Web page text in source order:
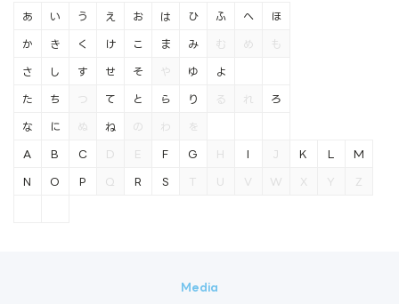
あ い う え お
か き く け こ
さ し す せ そ
た ち つ て と
な に ぬ ね の
は ひ ふ へ ほ
ま み む め も
や ゆ よ
ら り る れ ろ
わ を
A B C D E F G H I J K L M
N O P Q R S T U V W X Y Z